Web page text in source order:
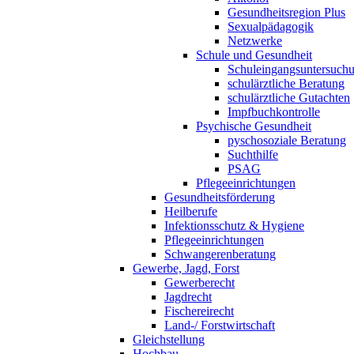
Gesundheitsregion Plus
Sexualpädagogik
Netzwerke
Schule und Gesundheit
schulärztliche Beratung
schulärztliche Gutachten
Impfbuchkontrolle
Psychische Gesundheit
pyschosoziale Beratung
Suchthilfe
PSAG
Pflegeeinrichtungen
Gesundheitsförderung
Heilberufe
Infektionsschutz & Hygiene
Pflegeeinrichtungen
Schwangerenberatung
Gewerbe, Jagd, Forst
Gewerberecht
Jagdrecht
Fischereirecht
Land-/ Forstwirtschaft
Gleichstellung